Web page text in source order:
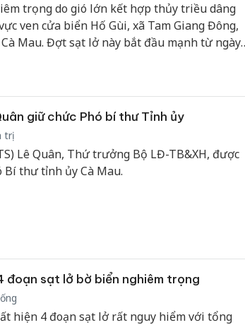
trọng do gió lớn kết hợp thủy triều dâng
ven cửa biển Hố Gùi, xã Tam Giang Đông,
Mau. Đợt sạt lở này bắt đầu mạnh từ ngày
giữ chức Phó bí thư Tỉnh ủy
trị
Lê Quân, Thứ trưởng Bộ LĐ-TB&XH, được
Bí thư tỉnh ủy Cà Mau.
đoạn sạt lở bờ biển nghiêm trọng
hiện 4 đoạn sạt lở rất nguy hiểm với tổng